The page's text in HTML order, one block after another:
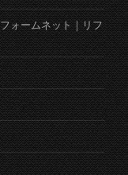
ォームネット｜リフ